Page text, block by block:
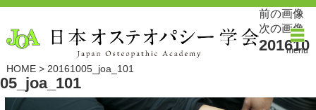
menu
HOME> 20161005_joa_101
前の画像
次の画像
201610
05_joa_101